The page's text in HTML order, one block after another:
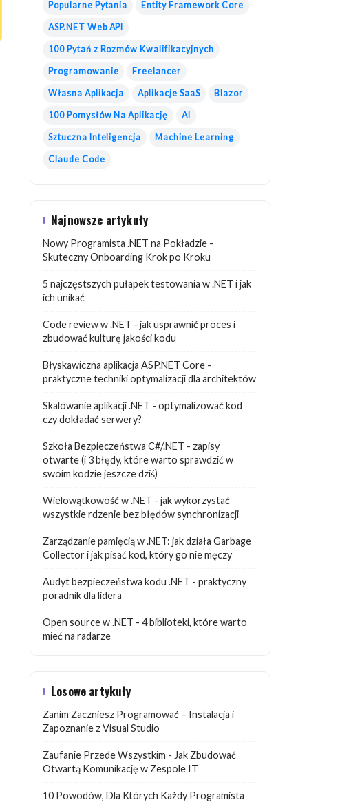
Popularne Pytania Entity Framework Core
ASP.NET Web API
100 Pytań z Rozmów Kwalifikacyjnych
Programowanie Freelancer
Własna Aplikacja Aplikacje SaaS Blazor
100 Pomysłów Na Aplikację AI
Sztuczna Inteligencja Machine Learning
Claude Code
Najnowsze artykuły
Nowy Programista .NET na Pokładzie -
Skuteczny Onboarding Krok po Kroku
5 najczęstszych pułapek testowania w .NET i jak
ich unikać
Code review w .NET - jak usprawnić proces i
zbudować kulturę jakości kodu
Błyskawiczna aplikacja ASP.NET Core -
praktyczne techniki optymalizacji dla architektów
Skalowanie aplikacji .NET - optymalizować kod
czy dokładać serwery?
Szkoła Bezpieczeństwa C#/.NET - zapisy
otwarte (i 3 błędy, które warto sprawdzić w
swoim kodzie jeszcze dziś)
Wielowątkowość w .NET - jak wykorzystać
wszystkie rdzenie bez błędów synchronizacji
Zarządzanie pamięcią w .NET: jak działa Garbage
Collector i jak pisać kod, który go nie męczy
Audyt bezpieczeństwa kodu .NET - praktyczny
poradnik dla lidera
Open source w .NET - 4 biblioteki, które warto
mieć na radarze
Losowe artykuły
Zanim Zaczniesz Programować – Instalacja i
Zapoznanie z Visual Studio
Zaufanie Przede Wszystkim - Jak Zbudować
Otwartą Komunikację w Zespole IT
10 Powodów, Dla Których Każdy Programista